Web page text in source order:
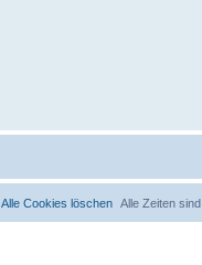
Alle Zeiten sind
Alle Cookies löschen